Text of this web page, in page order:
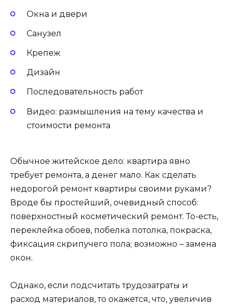
Окна и двери
Санузел
Крепеж
Дизайн
Последовательность работ
Видео: размышления на тему качества и
стоимости ремонта
Обычное житейское дело: квартира явно
требует ремонта, а денег мало. Как сделать
недорогой ремонт квартиры своими руками?
Вроде бы простейший, очевидный способ:
поверхностный косметический ремонт. То-есть,
переклейка обоев, побелка потолка, покраска,
фиксация скрипучего пола; возможно – замена
окон.
Однако, если подсчитать трудозатраты и
расход материалов, то окажется, что, увеличив